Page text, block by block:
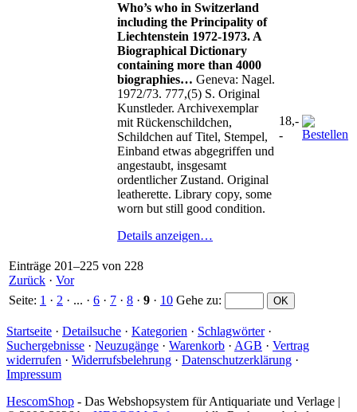
Who’s who in Switzerland
including the Principality of
Liechtenstein 1972-1973. A
Biographical Dictionary
containing more than 4000
biographies… Geneva: Nagel.
1972/73. 777,(5) S. Original
Kunstleder. Archivexemplar
mit Rückenschildchen,
Schildchen auf Titel, Stempel,
Einband etwas abgegriffen und
angestaubt, insgesamt
ordentlicher Zustand. Original
leatherette. Library copy, some
worn but still good condition.
Details anzeigen…
18,-
-
Einträge 201–225 von 228
Zurück · Vor
Seite: 1 · 2 · ... · 6 · 7 · 8 · 9 · 10 Gehe zu:
Startseite · Detailsuche · Kategorien · Schlagwörter·
Suchergebnisse · Neuzugänge · Warenkorb · AGB · Vertrag
widerrufen · Widerrufsbelehrung · Datenschutzerklärung ·
Impressum
HescomShop - Das Webshopsystem für Antiquariate und Verlage |